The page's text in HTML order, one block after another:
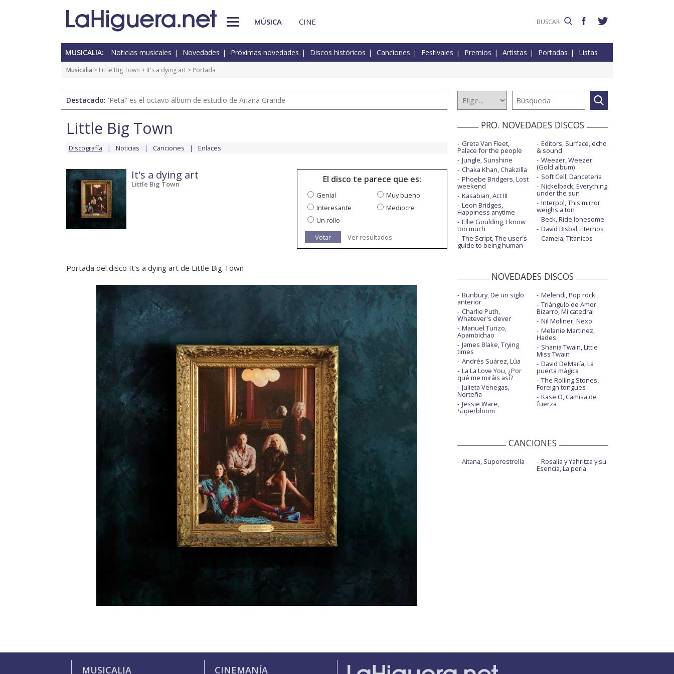
MÚSICA CINE
MUSICALIA: Noticias musicales Novedades Próximas novedades Discos históricos Canciones Festivales Premios Artistas Portadas Listas
Musicalia > Little Big Town > It's a dying art > Portada
Destacado: 'Petal' es el octavo álbum de estudio de Ariana Grande
Little Big Town
Discografía Noticias Canciones Enlaces
It's a dying art
Little Big Town El disco te parece que es:
Genial
Muy bueno
Interesante
Mediocre
Un rollo
Votar
Ver resultados
Portada del disco It's a dying art de Little Big Town
PRO. NOVEDADES DISCOS
Greta Van Fleet,
Palace for the people
Jungle, Sunshine
Chaka Khan, Chakzilla
Phoebe Bridgers, Lost
weekend
Kasabian, Act III
Leon Bridges,
Happiness anytime
Ellie Goulding, I know
too much
The Script, The user's
guide to being human
Editors, Surface, echo
& sound
Weezer, Weezer
(Gold album)
Soft Cell, Danceteria
Nickelback, Everything
under the sun
Interpol, This mirror
weighs a ton
Beck, Ride lonesome
David Bisbal, Eternos
Camela, Titánicos
NOVEDADES DISCOS
Bunbury, De un siglo
anterior
Charlie Puth,
Whatever's clever
Manuel Turizo,
Apambichao
James Blake, Trying
times
Andrés Suárez, Lúa
La La Love You, ¿Por
qué me miráis así?
Julieta Venegas,
Norteña
Jessie Ware,
Superbloom
Melendi, Pop rock
Triángulo de Amor
Bizarro, Mi catedral
Nil Moliner, Nexo
Melanie Martinez,
Hades
Shania Twain, Little
Miss Twain
David DeMaría, La
puerta mágica
The Rolling Stones,
Foreign tongues
Kase.O, Camisa de
fuerza
CANCIONES
Aitana, Superestrella Rosalía y Yahritza y su
Esencia, La perla
MUSICALIA CINEMANÍA